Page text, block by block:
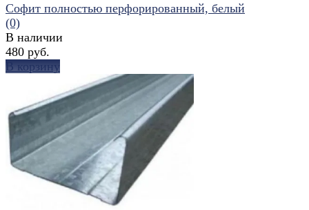
избранное сравнить
Софит полностью перфорированный, белый
(0)
В наличии
480 руб.
В корзину